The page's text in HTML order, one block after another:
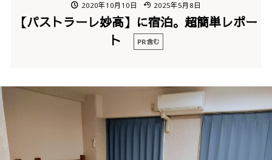
2020年10月10日 2025年5月8日
【パストラーレ妙高】に宿泊。超簡単レポー
ト
PR含む